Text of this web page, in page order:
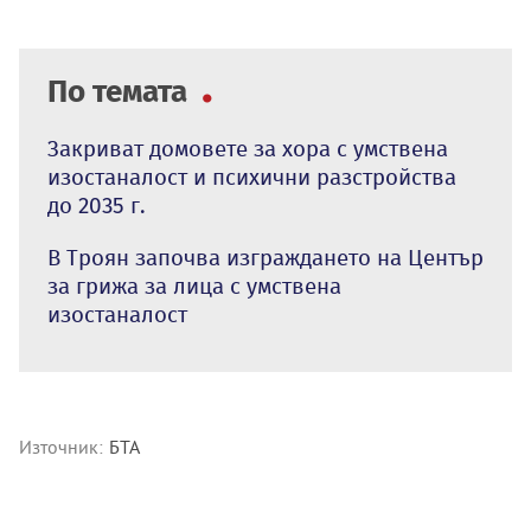
По темата
Закриват домовете за хора с умствена
изостаналост и психични разстройства
до 2035 г.
В Троян започва изграждането на Център
за грижа за лица с умствена
изостаналост
Източник: БТА